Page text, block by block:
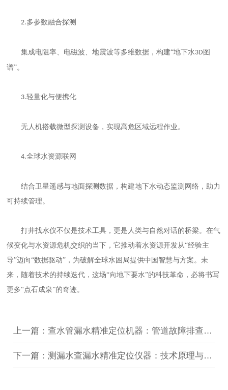
2.多参数融合探测
集成电阻率、电磁波、地震波等多维数据，构建“地下水3D 图
谱”。
3.轻量化与便携化
无人机搭载微型探测设备，实现高危区域远程作业。
4.全球水资源联网
结合卫星遥感与地面探测数据，构建地下水动态监测网络，助力
可持续管理。
打井找水仪不仅是技术工具，更是人类与自然对话的桥梁。在气
候变化与水资源危机交织的当下，它推动着水资源开发从“经验主
导”迈向“数据驱动”，为破解全球水困局提供中国智慧与方案。未
来，随着技术的持续迭代，这场“向地下要水”的科技革命，必将书写
更多“点石成泉”的奇迹。
上一篇：查水管漏水精准定位机器：管道故障排查的得力助手
下一篇：测漏水查漏水精准定位仪器：技术原理与应用